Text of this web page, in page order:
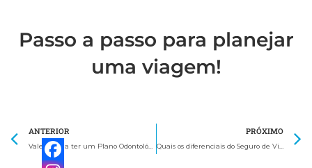
Passo a passo para planejar
uma viagem!
Anterior
ANTERIOR PRÓXIMO